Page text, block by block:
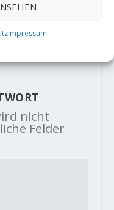
Impressum
nicht
Felder